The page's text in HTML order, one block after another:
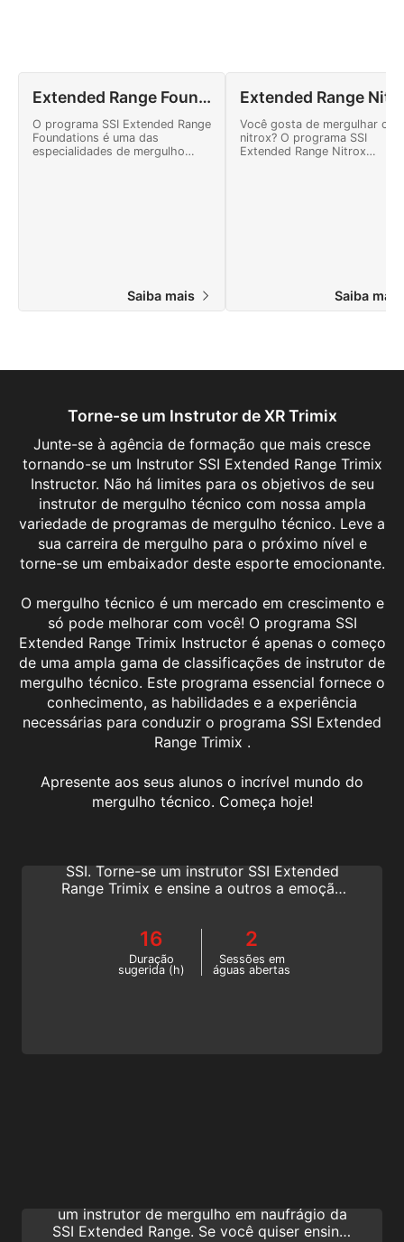
Extended Range Foundations
O programa SSI Extended Range
Foundations é uma das
especialidades de mergulho
Saiba mais
Você gosta de mergulhar com
nitrox? O programa SSI
Extended Range Nitrox
Saiba
Torne-se um Instrutor de XR Trimix
Junte-se à agência de formação que mais cresce
tornando-se um Instrutor SSI Extended Range Trimix
Instructor. Não há limites para os objetivos de seu
instrutor de mergulho técnico com nossa ampla
variedade de programas de mergulho técnico. Leve a
sua carreira de mergulho para o próximo nível e
torne-se um embaixador deste esporte emocionante.
O mergulho técnico é um mercado em crescimento e
só pode melhorar com você! O programa SSI
Extended Range Trimix Instructor é apenas o começo
de uma ampla gama de classificações de instrutor de
mergulho técnico. Este programa essencial fornece o
conhecimento, as habilidades e a experiência
necessárias para conduzir o programa SSI Extended
Range Trimix .
Apresente aos seus alunos o incrível mundo do
mergulho técnico. Começa hoje!
Extended Range Trimix Instructor
SSI. Torne-se um instrutor SSI Extended
Range Trimix e ensine a outros a emoção
hoje mesmo!
16
Duração
sugerida (h)
2
Sessões em
águas abertas
um instrutor de mergulho em naufrágio da
SSI Extended Range. Se você quiser ensinar